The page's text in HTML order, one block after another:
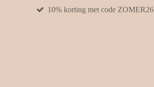
10% korting met code ZOMER26